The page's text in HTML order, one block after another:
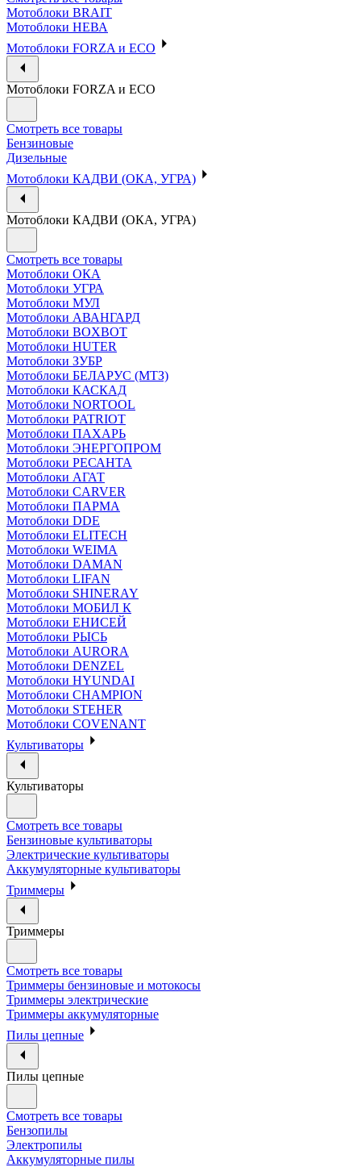
Мотоблоки BRAIT
Мотоблоки НЕВА
Мотоблоки FORZA и ECO
Мотоблоки FORZA и ECO
Смотреть все товары
Бензиновые
Дизельные
Мотоблоки КАДВИ (ОКА, УГРА)
Мотоблоки КАДВИ (ОКА, УГРА)
Смотреть все товары
Мотоблоки ОКА
Мотоблоки УГРА
Мотоблоки МУЛ
Мотоблоки АВАНГАРД
Мотоблоки BOXBOT
Мотоблоки HUTER
Мотоблоки ЗУБР
Мотоблоки БЕЛАРУС (МТЗ)
Мотоблоки КАСКАД
Мотоблоки NORTOOL
Мотоблоки PATRIOT
Мотоблоки ПАХАРЬ
Мотоблоки ЭНЕРГОПРОМ
Мотоблоки РЕСАНТА
Мотоблоки АГАТ
Мотоблоки CARVER
Мотоблоки ПАРМА
Мотоблоки DDE
Мотоблоки ELITECH
Мотоблоки WEIMA
Мотоблоки DAMAN
Мотоблоки LIFAN
Мотоблоки SHINERAY
Мотоблоки МОБИЛ К
Мотоблоки ЕНИСЕЙ
Мотоблоки РЫСЬ
Мотоблоки AURORA
Мотоблоки DENZEL
Мотоблоки HYUNDAI
Мотоблоки CHAMPION
Мотоблоки STEHER
Мотоблоки COVENANT
Культиваторы
Культиваторы
Смотреть все товары
Бензиновые культиваторы
Электрические культиваторы
Аккумуляторные культиваторы
Триммеры
Триммеры
Смотреть все товары
Триммеры бензиновые и мотокосы
Триммеры электрические
Триммеры аккумуляторные
Пилы цепные
Пилы цепные
Смотреть все товары
Бензопилы
Электропилы
Аккумуляторные пилы